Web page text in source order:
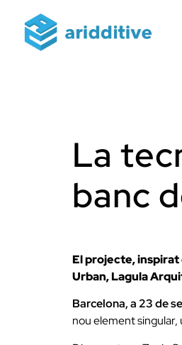
La
banc
El projecte, inspirat
Urban, Lagula
Barcelona, a 23 de
nou element singular,